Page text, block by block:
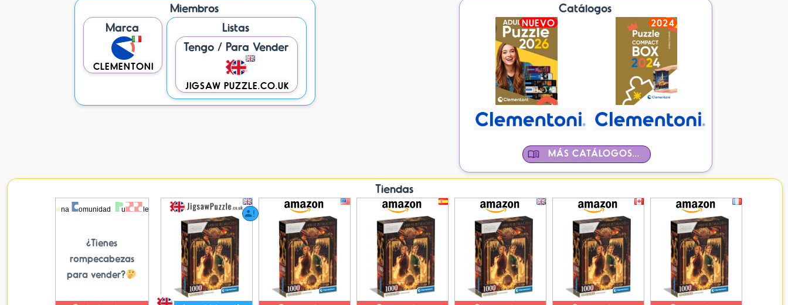
Miembros
Marca
CLEMENTONI
Listas
Tengo / Para Vender
JIGSAW PUZZLE.CO.UK
Catálogos
NUEVO 2024
MÁS CATÁLOGOS...
Tiendas
¿Tienes
rompecabezas
para vender?